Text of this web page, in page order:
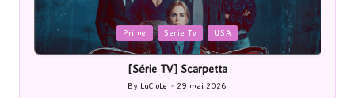
Posted
in
Cinéma
[Cinéma] Les Rayons et des ombres
Posted
By LuCioLe 27 mai 2026